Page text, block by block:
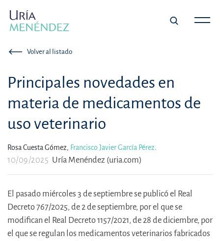
Volver al listado
Principales novedades en
materia de medicamentos de
uso veterinario
Rosa Cuesta Gómez, Francisco Javier García Pérez.
10/09/2025 Uría Menéndez (uria.com)
El pasado miércoles 3 de septiembre se publicó el Real
Decreto 767/2025, de 2 de septiembre, por el que se
modifican el Real Decreto 1157/2021, de 28 de diciembre, por
el que se regulan los medicamentos veterinarios fabricados